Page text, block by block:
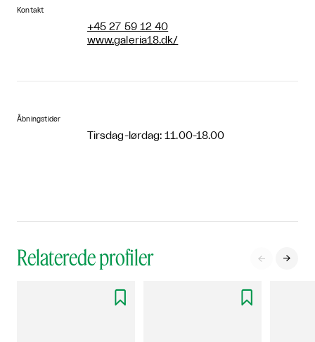
Kontakt
+45 27 59 12 40
www.galeria18.dk/
Åbningstider
Tirsdag-lørdag: 11.00-18.00
Relaterede profiler  
 